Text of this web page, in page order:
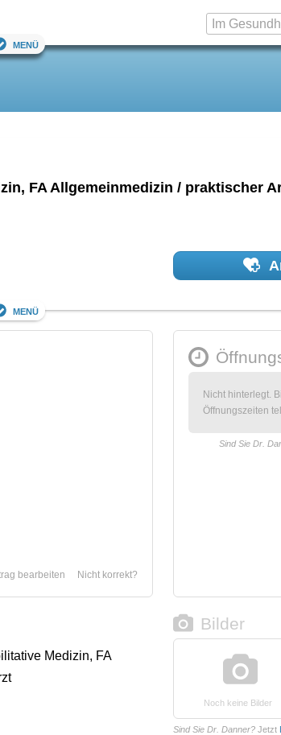
Menü
FA Allgemeinmedizin / praktischer
Menü
Nicht korrekt?
bearbeiten
Nicht hinterlegt.
Öffnungszeiten
Sind Sie Dr.
Medizin, FA
Bilder
Noch keine Bilder
Sind Sie Dr. Danner? Jetzt